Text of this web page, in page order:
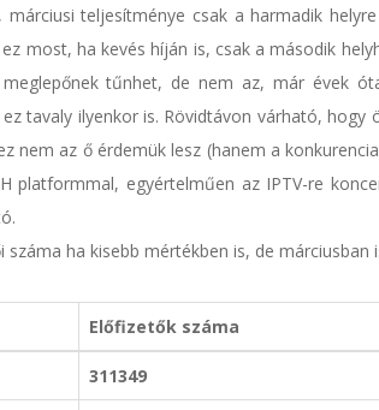
teljesítménye csak a harmadik
most, ha kevés híján is, csak a második
tűnhet, de nem az, már évek
tavaly ilyenkor is. Rövidtávon várható, hogy
nem az ő érdemük lesz (hanem a
platformmal, egyértelműen az IPTV-re
száma ha kisebb mértékben is, de márciusban
Előfizetők száma
311349